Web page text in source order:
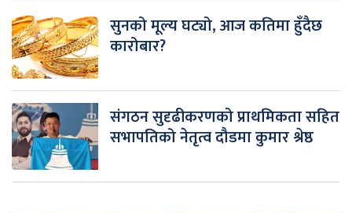
सुनको मूल्य घट्यो, आज कतिमा हुँदैछ
कारोबार?
संगठन सुदृढीकरणको प्राथमिकता सहित
सभापतिको नेतृत्व दौडमा कुमार श्रेष्ठ